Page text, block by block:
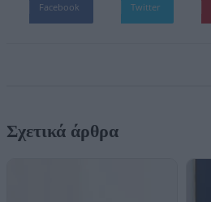
Facebook Twitter
Σχετικά άρθρα